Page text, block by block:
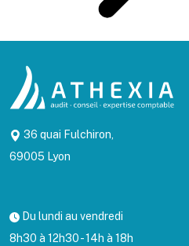
36 quai Fulchiron,
69005 Lyon
Du lundi au vendredi
8h30 à 12h30 - 14h à 18h